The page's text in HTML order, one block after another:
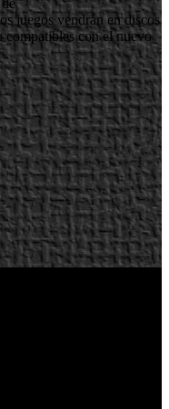
juegos vendrán en discos
con el nuevo